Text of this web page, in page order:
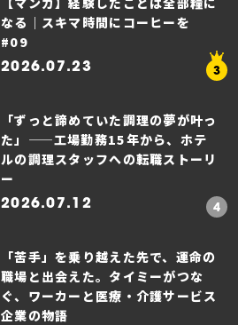
なる｜スキマ時間にコーヒーを
#09
2026.07.23
「ずっと諦めていた調理の夢が叶っ
た」——工場勤務15年から、ホテ
ルの調理スタッフへの転職ストーリ
ー
2026.07.12
「苦手」を乗り越えた先で、運命の
職場と出会えた。タイミーがつな
ぐ、ワーカーと医療・介護サービス
企業の物語